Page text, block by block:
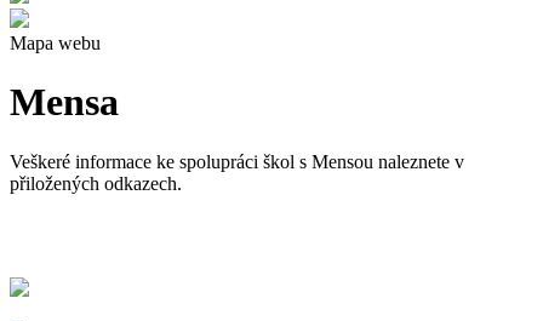
Mapa webu
Mensa
Veškeré informace ke spolupráci škol s Mensou naleznete v
přiložených odkazech.